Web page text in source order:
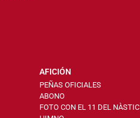
AFICIÓN
PEÑAS OFICIALES
ABONO
FOTO CON EL 11 DEL NÀSTIC